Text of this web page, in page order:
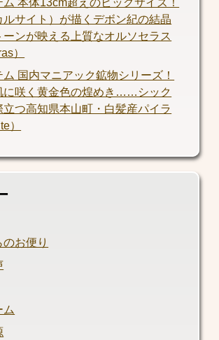
本体13cm超えのビッグサイズ！
ルサイト）が描くデボン紀の結晶
ーンが映える上質なオルソセラス
）
国内マニアック鉱物シリーズ！
に咲く黄金色の煌めき……シック
立つ高知県本山町・白髪産パイラ
）
お便り
ム